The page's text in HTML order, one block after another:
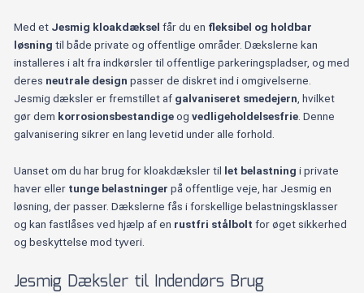
fliser
antal
Med et Jesmig kloakdæksel får du en fleksibel og holdbar
løsning til både private og offentlige områder. Dækslerne kan
installeres i alt fra indkørsler til offentlige parkeringspladser, og med
deres neutrale design passer de diskret ind i omgivelserne.
Jesmig dæksler er fremstillet af galvaniseret smedejern , hvilket
gør dem korrosionsbestandigeogvedligeholdelsesfrie . Denne
galvanisering sikrer en lang levetid under alle forhold.
Uanset om du har brug for kloakdæksler til let belastning i private
haver eller tunge belastninger på offentlige veje, har Jesmig en
løsning, der passer. Dækslerne fås i forskellige belastningsklasser
og kan fastlåses ved hjælp af en rustfri stålbolt for øget sikkerhed
og beskyttelse mod tyveri.
Jesmig Dæksler til Indendørs Brug